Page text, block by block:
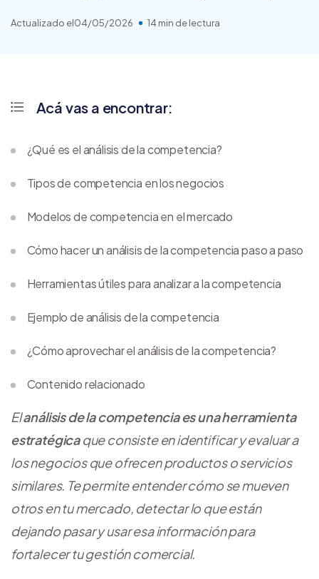
Actualizado el04/05/2026 14 min de lectura
Elanálisis de la competencia es una herramienta
estratégicaque consiste en identificar y evaluar a
los negocios que ofrecen productos o servicios
similares. Te permite entender cómo se mueven
otros en tu mercado, detectar lo que están
dejando pasar y usar esa información para
fortalecer tu gestión comercial.
Acá vas a encontrar:
¿Qué es el análisis de la competencia?
Tipos de competencia en los negocios
Modelos de competencia en el mercado
Cómo hacer un análisis de la competencia paso a paso
Herramientas útiles para analizar a la competencia
Ejemplo de análisis de la competencia
¿Cómo aprovechar el análisis de la competencia?
Contenido relacionado